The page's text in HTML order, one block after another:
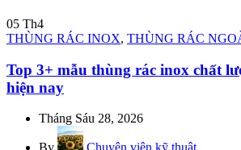
05 Th4
THÙNG RÁC INOX, THÙNG RÁC
Top 3+ mẫu thùng rác inox chất
hiện nay
Tháng Sáu 28, 2026